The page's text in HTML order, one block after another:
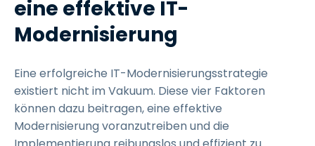
eine effektive IT-
Modernisierung
Eine erfolgreiche IT-Modernisierungsstrategie
existiert nicht im Vakuum. Diese vier Faktoren
können dazu beitragen, eine effektive
Modernisierung voranzutreiben und die